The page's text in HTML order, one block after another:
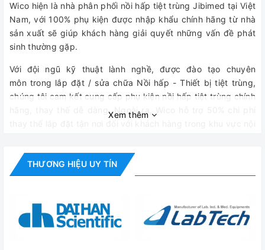
Wico hiện là nhà phân phối nồi hấp tiệt trùng Jibimed tại Việt
Nam, với 100% phụ kiện được nhập khẩu chính hãng từ nhà
sản xuất sẽ giúp khách hàng giải quyết những vấn đề phát
sinh thường gặp.
Với đội ngũ kỹ thuật lành nghề, được đào tạo chuyên
môn trong lắp đặt / sửa chữa Nồi hấp - Thiết bị tiệt trùng,
chúng tôi cam kết cung cấp phụ kiện nồi hấp tiệt trùng chính
hãng, thay thế dễ dàng. Ngoài ra, Wico hỗ trợ 50% chi phí
online đối với những khách hàng ở xa đảm bảo quá trình sửa
chữa được hiệu quả nhất.
Xem thêm
THƯƠNG HIỆU UY TÍN